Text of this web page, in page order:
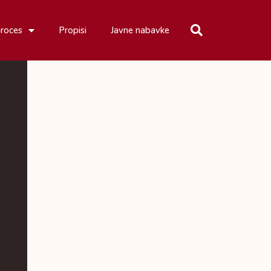
Propisi Javne nabavke